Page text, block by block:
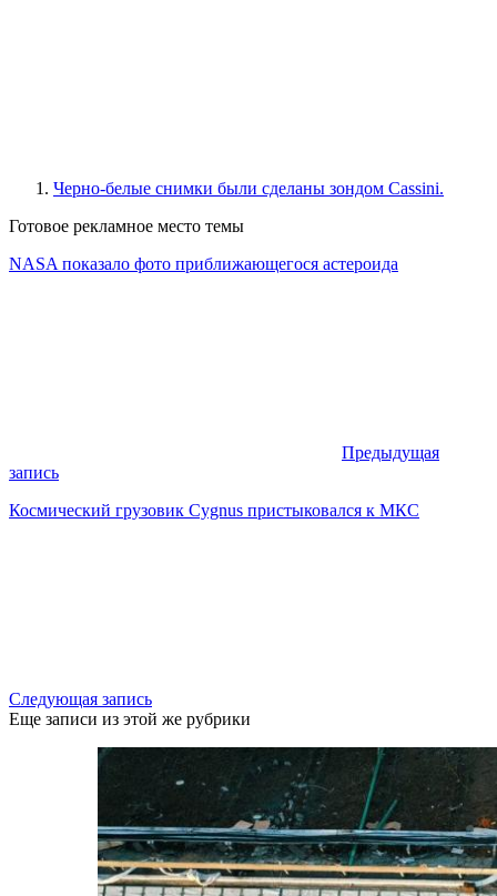
Черно-белые снимки были сделаны зондом Cassini.
Готовое рекламное место темы
NASA показало фото приближающегося астероида
Предыдущая
запись
Космический грузовик Cygnus пристыковался к МКС
Следующая запись
Еще записи из этой же рубрики